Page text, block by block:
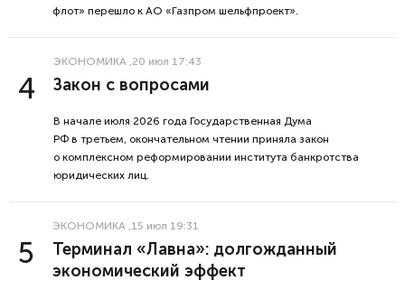
флот» перешло к АО «Газпром шельфпроект».
ЭКОНОМИКА ,20 июл 17:43
Закон с вопросами
В начале июля 2026 года Государственная Дума
РФ в третьем, окончательном чтении приняла закон
о комплексном реформировании института банкротства
юридических лиц.
ЭКОНОМИКА ,15 июл 19:31
Терминал «Лавна»: долгожданный
экономический эффект